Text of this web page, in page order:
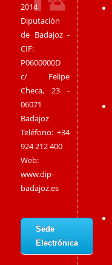
2014
Diputación
de Badajoz -
CIF:
P0600000D
c/ Felipe
Checa, 23 -
06071
Badajoz
Teléfono: +34
924 212 400
Web:
www.dip-
badajoz.es
Sede
Electrónica